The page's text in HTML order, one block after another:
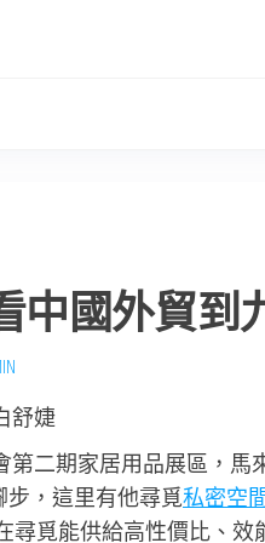
中國外貿到
舒婕
第二期家居用品展區，
，這里有他尋覓私密空
尋覓能供給高性價比、